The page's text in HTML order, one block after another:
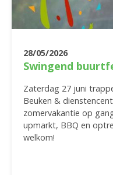
28/05/2026
Swingend
Zaterdag 27 juni
Beuken &
zomervakantie op
upmarkt, BBQ en
welkom!